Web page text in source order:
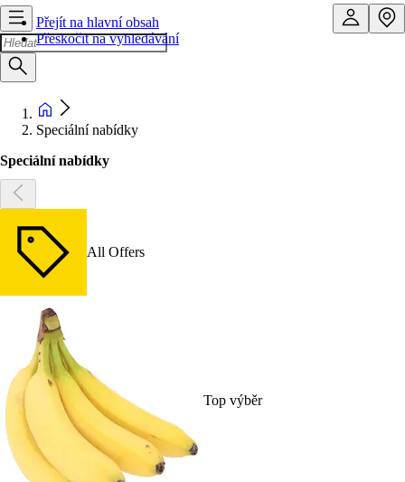
Přejít na hlavní obsah
Přeskočit na vyhledávání
Speciální nabídky
Speciální nabídky
All Offers
Top výběr